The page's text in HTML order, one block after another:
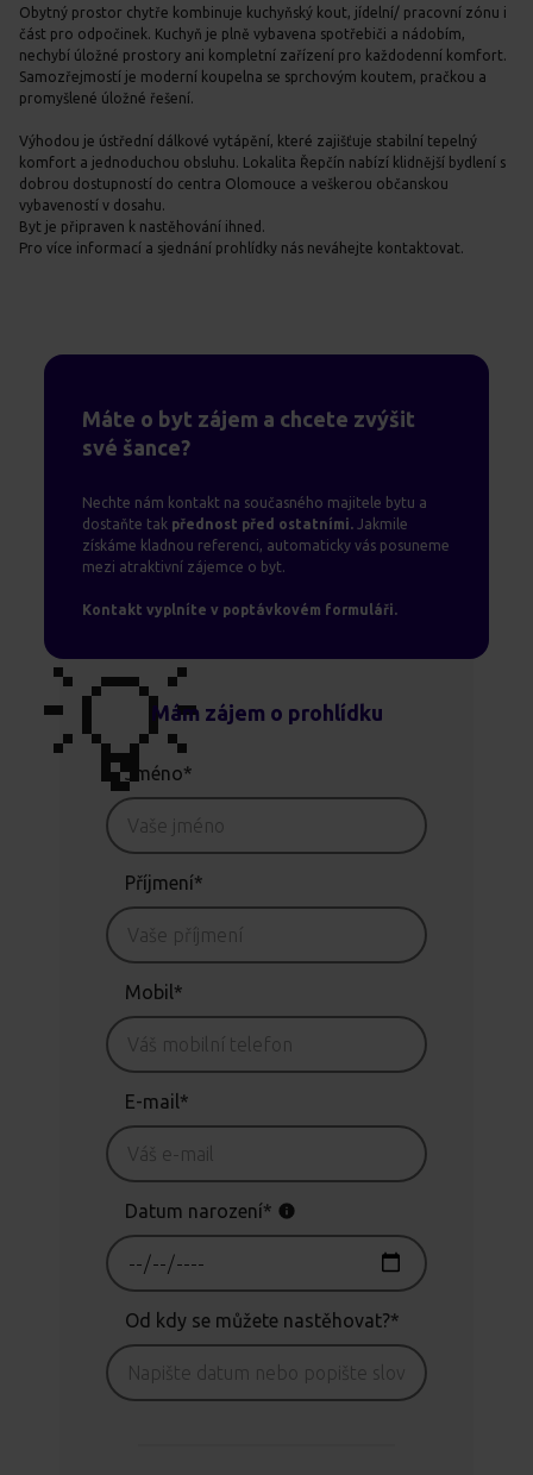
Obytný prostor chytře kombinuje kuchyňský kout, jídelní/ pracovní zónu i
část pro odpočinek. Kuchyň je plně vybavena spotřebiči a nádobím,
nechybí úložné prostory ani kompletní zařízení pro každodenní komfort.
Samozřejmostí je moderní koupelna se sprchovým koutem, pračkou a
promyšlené úložné řešení.
Výhodou je ústřední dálkové vytápění, které zajišťuje stabilní tepelný
komfort a jednoduchou obsluhu. Lokalita Řepčín nabízí klidnější bydlení s
dobrou dostupností do centra Olomouce a veškerou občanskou
vybaveností v dosahu.
Byt je připraven k nastěhování ihned.
Pro více informací a sjednání prohlídky nás neváhejte kontaktovat.
Máte o byt zájem a chcete zvýšit
své šance?
Nechte nám kontakt na současného majitele bytu a
dostaňte tak přednost před ostatními. Jakmile
získáme kladnou referenci, automaticky vás posuneme
mezi atraktivní zájemce o byt.
Kontakt vyplníte v poptávkovém formuláři.
💡Mám zájem o prohlídku
Jméno*
Příjmení*
Mobil*
E-mail*
Datum narození*
Od kdy se můžete nastěhovat?*